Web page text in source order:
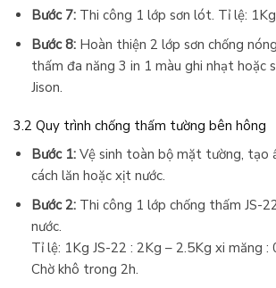
Bước 7:Thi công 1 lớp sơn lót. Tỉ lệ: 1Kg
Bước 8:Hoàn thiện 2 lớp sơn chống
thấm đa năng 3 in 1 màu ghi nhạt hoặc
Jison.
3.2 Quy trình chống thấm tường bên hông
Bước 1:Vệ sinh toàn bộ mặt tường, tạo
cách lăn hoặc xịt nước.
Bước 2:Thi công 1 lớp chống thấm JS-
nước.
Tỉ lệ: 1Kg JS-22 : 2Kg – 2.5Kg xi măng :
Chờ khô trong 2h.